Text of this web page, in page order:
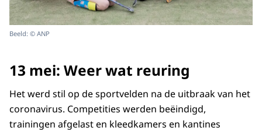
Beeld: © ANP
13 mei: Weer wat reuring
Het werd stil op de sportvelden na de uitbraak van het
coronavirus. Competities werden beëindigd,
trainingen afgelast en kleedkamers en kantines